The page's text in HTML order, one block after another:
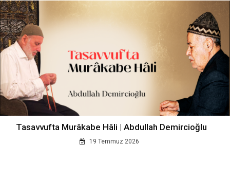
Tasavvufta Murâkabe Hâli | Abdullah Demircioğlu
19 Temmuz 2026